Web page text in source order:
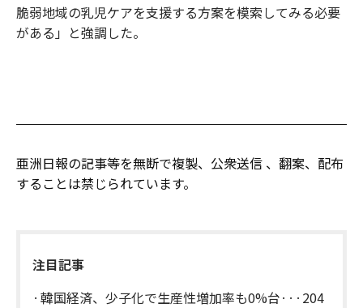
脆弱地域の乳児ケアを支援する方案を模索してみる必要
がある」と強調した。
亜洲日報の記事等を無断で複製、公衆送信 、翻案、配布
することは禁じられています。
注目記事
韓国経済、少子化で生産性増加率も0%台···204